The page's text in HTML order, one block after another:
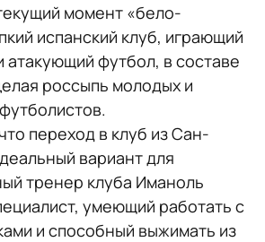
момент «бело-
испанский клуб, играющий
атакующий футбол, в составе
россыпь молодых и
переход в клуб из Сан-
вариант для
тренер клуба Иманоль
умеющий работать с
и способный выжимать из